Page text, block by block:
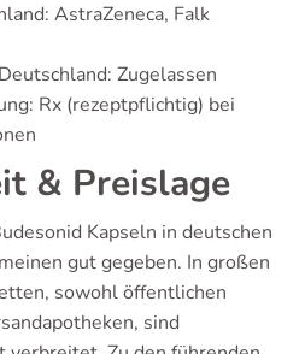
AstraZeneca, Falk
Zugelassen
Rx (rezeptpflichtig) bei
& Preislage
Kapseln in deutschen
gut gegeben. In großen
sowohl öffentlichen
sind